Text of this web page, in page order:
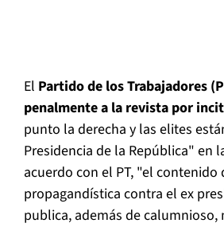
El Partido de los Trabajadores
penalmente a la revista por
punto la derecha y las elites
Presidencia de la República" en
acuerdo con el PT, "el
propagandística contra el ex
publica, además de